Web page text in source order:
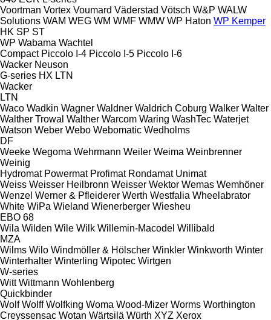
Voortman Vortex Voumard Väderstad Vötsch W&P WALW
Solutions WAM WEG WM WMF WMW WP Haton WP Kemper
HK SP ST
WP Wabama Wachtel
Compact Piccolo I-4 Piccolo I-5 Piccolo I-6
Wacker Neuson
G-series HX LTN
Wacker
LTN
Waco Wadkin Wagner Waldner Waldrich Coburg Walker Walter
Walther Trowal Walther Warcom Waring WashTec Waterjet
Watson Weber Webo Webomatic Wedholms
DF
Weeke Wegoma Wehrmann Weiler Weima Weinbrenner
Weinig
Hydromat Powermat Profimat Rondamat Unimat
Weiss Weisser Heilbronn Weisser Wektor Wemas Wemhöner
Wenzel Werner & Pfleiderer Werth Westfalia Wheelabrator
White WiPa Wieland Wienerberger Wiesheu
EBO 68
Wila Wilden Wile Wilk Willemin-Macodel Willibald
MZA
Wilms Wilo Windmöller & Hölscher Winkler Winkworth Winter
Winterhalter Winterling Wipotec Wirtgen
W-series
Witt Wittmann Wohlenberg
Quickbinder
Wolf Wolff Wolfking Woma Wood-Mizer Worms Worthington
Creyssensac Wotan Wärtsilä Würth XYZ Xerox